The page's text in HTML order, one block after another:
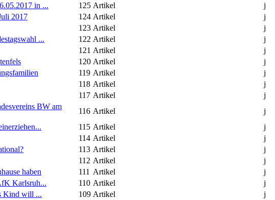
in ...
125 Artikel j
2017
124 Artikel j
123 Artikel j
...
122 Artikel j
121 Artikel j
120 Artikel j
119 Artikel j
118 Artikel j
117 Artikel j
BW am
116 Artikel j
115 Artikel j
114 Artikel j
113 Artikel j
112 Artikel j
haben
111 Artikel j
Karlsruh...
110 Artikel j
Kind will ...
109 Artikel j